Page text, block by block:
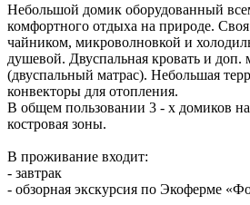
Небольшой домик оборудованный
комфортного отдыха на природе.
чайником, микроволновкой и
душевой. Двуспальная кровать и доп.
(двуспальный матрас). Небольшая
конвекторы для отопления.
В общем пользовании 3 - х домиков
костровая зоны.
В проживание входит:
- завтрак
- обзорная экскурсия по Экоферме